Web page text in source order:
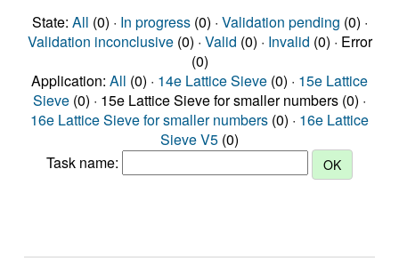
State: All (0) · In progress(0) · Validation pending (0) ·
Validation inconclusive(0) · Valid (0) · Invalid (0) · Error
(0)
Application: All (0) · 14e Lattice Sieve (0) · 15e Lattice
Sieve (0) · 15e Lattice Sieve for smaller numbers (0) ·
16e Lattice Sieve for smaller numbers (0) · 16e Lattice
Sieve V5 (0)
Task name: